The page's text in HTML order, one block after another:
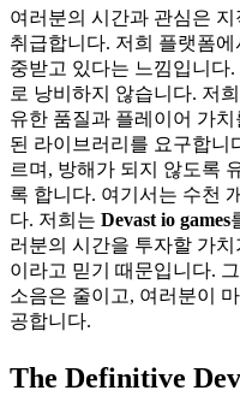
여러분의 시간과 관심은
취급합니다. 저희 플랫폼
중받고 있다는 느낌입니다
로 낭비하지 않습니다. 저
유한 품질과 플레이어 가
된 라이브러리를 요구합니
르며, 방해가 되지 않도록
록 합니다. 여기서는 수천
다. 저희는 Devast io games
러분의 시간을 투자할 가
이라고 믿기 때문입니다.
소음은 줄이고, 여러분이
공합니다.
The Definitive